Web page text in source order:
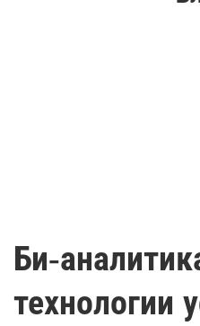
Би-
технологии